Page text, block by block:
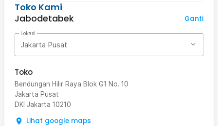
Toko Kami
Jabodetabek
Ganti
Lokasi
Jakarta Pusat
Toko
Bendungan Hilir Raya Blok G1 No. 10
Jakarta Pusat
DKI Jakarta 10210
Lihat google maps